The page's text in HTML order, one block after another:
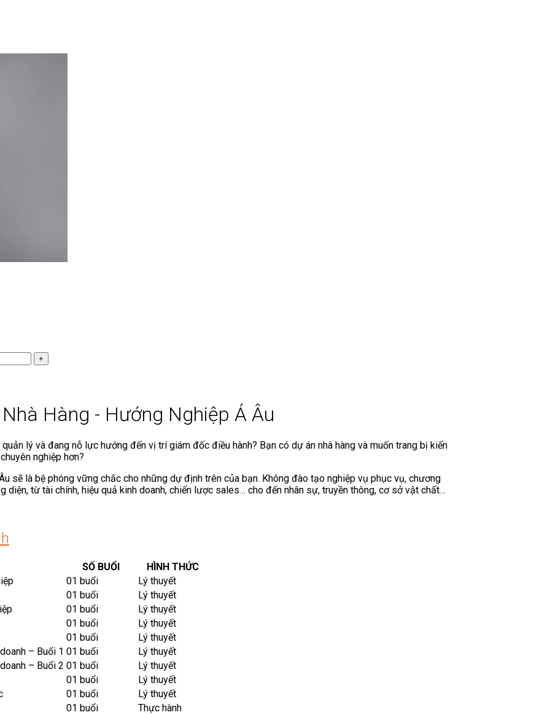
Hàng - Hướng Nghiệp Á Âu
lý và đang nỗ lực hướng đến vị trí giám đốc điều hành? Bạn có dự án nhà hàng và muốn trang bị kiến
nghiệp hơn?
sẽ là bệ phóng vững chắc cho những dự định trên của bạn. Không đào tạo nghiệp vụ phục vụ, chương
từ tài chính, hiệu quả kinh doanh, chiến lược sales… cho đến nhân sự, truyền thông, cơ sở vật chất…
SỐ BUỔI
HÌNH THỨC
01 buổi
Lý thuyết
01 buổi
Lý thuyết
01 buổi
Lý thuyết
01 buổi
Lý thuyết
01 buổi
Lý thuyết
– Buổi 1 01 buổi
Lý thuyết
– Buổi 2 01 buổi
Lý thuyết
01 buổi
Lý thuyết
01 buổi
Lý thuyết
01 buổi
Thực hành